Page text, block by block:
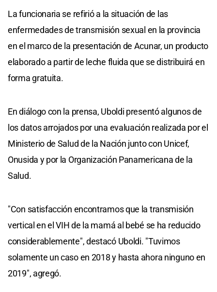
La funcionaria se refirió a la situación de las
enfermedades de transmisión sexual en la provincia
en el marco de la presentación de Acunar, un producto
elaborado a partir de leche fluida que se distribuirá en
forma gratuita.
En diálogo con la prensa, Uboldi presentó algunos de
los datos arrojados por una evaluación realizada por el
Ministerio de Salud de la Nación junto con Unicef,
Onusida y por la Organización Panamericana de la
Salud.
"Con satisfacción encontramos que la transmisión
vertical en el VIH de la mamá al bebé se ha reducido
considerablemente", destacó Uboldi. "Tuvimos
solamente un caso en 2018 y hasta ahora ninguno en
2019", agregó.